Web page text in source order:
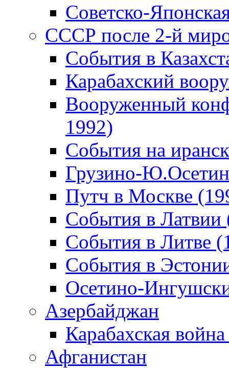
Советско-
СССР после 2-й
События в
Карабахский
Вооруженный
1992)
События на
Грузино-
Путч в Москве
События в Латвии
События в Литве
События в
Осетино-
Азербайджан
Карабахская
Афганистан